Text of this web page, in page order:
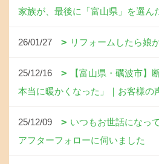
家族が、最後に「富山県」を選ん
26/01/27 リフォームしたら娘
25/12/16
【富山県・礪波市】
本当に暖かくなった」｜お客様の
25/12/09
いつもお世話になっ
アフターフォローに伺いました